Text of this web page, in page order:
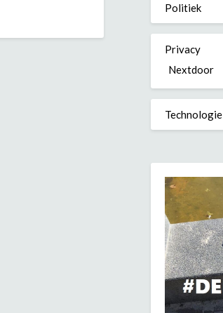
Politiek
Privacy
Nextdoor
Technologie